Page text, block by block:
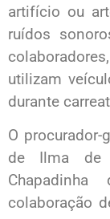
artifício ou
ruídos
utilizam
durante
O
de Ilma de
colaboração